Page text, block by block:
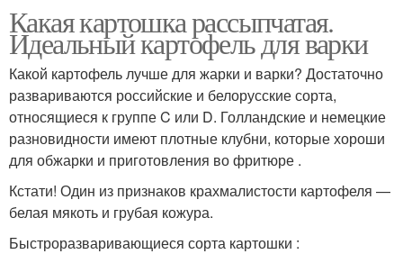
Какая картошка рассыпчатая.
Идеальный картофель для варки
Какой картофель лучше для жарки и варки? Достаточно
развариваются российские и белорусские сорта,
относящиеся к группе C или D. Голландские и немецкие
разновидности имеют плотные клубни, которые хороши
для обжарки и приготовления во фритюре .
Кстати! Один из признаков крахмалистости картофеля —
белая мякоть и грубая кожура.
Быстроразваривающиеся сорта картошки :